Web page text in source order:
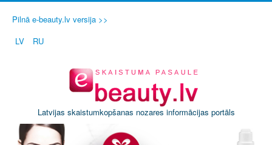
Pilnā e-beauty.lv versija >>
LV
RU
Latvijas skaistumkopšanas nozares informācijas portāls